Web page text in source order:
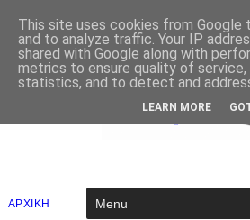
ΑΡΧΙΚΗ
This site uses cookies from Google
and to analyze traffic. Your IP
shared with Google along with
metrics to ensure quality of service,
statistics, and to detect and
LEARN MORE